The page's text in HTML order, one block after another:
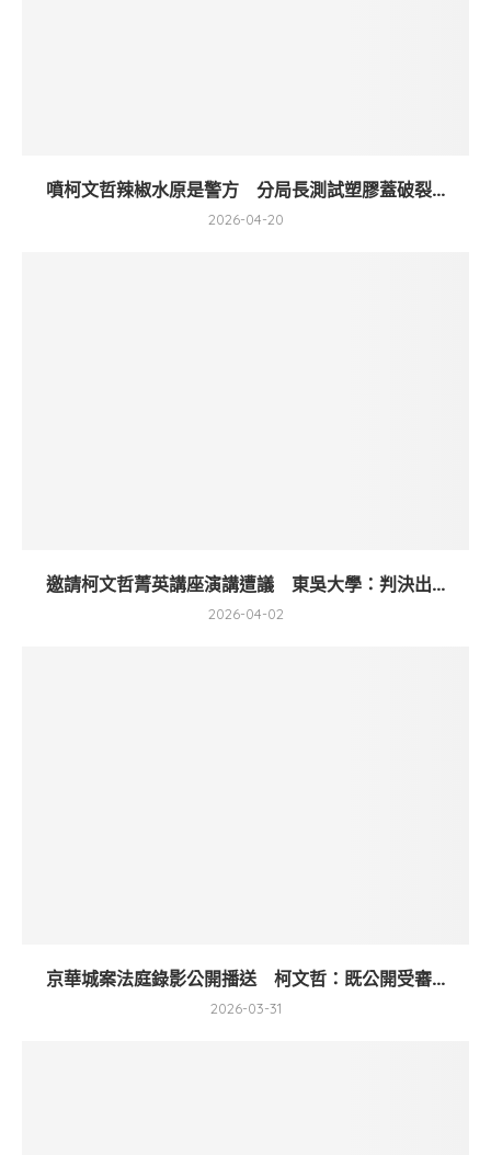
噴柯文哲辣椒水原是警方 分局長測試塑膠蓋破裂...
2026-04-20
邀請柯文哲菁英講座演講遭議 東吳大學：判決出...
2026-04-02
京華城案法庭錄影公開播送 柯文哲：既公開受審...
2026-03-31